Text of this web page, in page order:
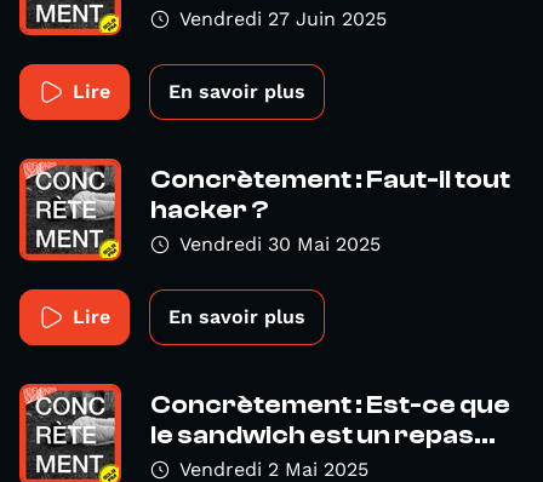
Vendredi 27 Juin 2025
Lire En savoir plus
Concrètement : Faut-il tout
hacker ?
Vendredi 30 Mai 2025
Lire En savoir plus
Concrètement : Est-ce que
le sandwich est un repas...
Vendredi 2 Mai 2025